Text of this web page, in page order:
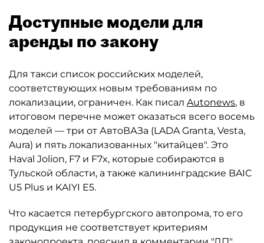
Доступные модели для
аренды по закону
Для такси список российских моделей,
соответствующих новым требованиям по
локализации, ограничен. Как писал Autonews, в
итоговом перечне может оказаться всего восемь
моделей — три от АвтоВАЗа (LADA Granta, Vesta,
Aura) и пять локализованных "китайцев". Это
Haval Jolion, F7 и F7x, которые собираются в
Тульской области, а также калининградские BAIC
U5 Plus и KAIYI E5.
Что касается петербургского автопрома, то его
продукция не соответствует критериям